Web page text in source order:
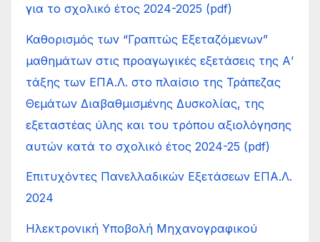
για το σχολικό έτος 2024-2025 (pdf)
Καθορισμός των “Γραπτώς Εξεταζόμενων”
μαθημάτων στις προαγωγικές εξετάσεις της Α’
τάξης των ΕΠΑ.Λ. στο πλαίσιο της Τράπεζας
Θεμάτων Διαβαθμισμένης Δυσκολίας, της
εξεταστέας ύλης και του τρόπου αξιολόγησης
αυτών κατά το σχολικό έτος 2024-25 (pdf)
Επιτυχόντες Πανελλαδικών Εξετάσεων ΕΠΑ.Λ.
2024
Ηλεκτρονική Υποβολή Μηχανογραφικού